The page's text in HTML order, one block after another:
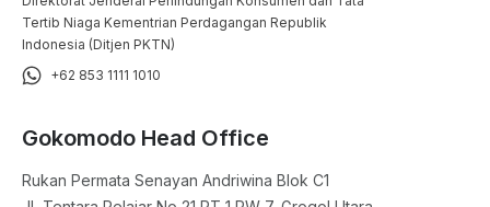
Tertib Niaga Kementrian Perdagangan Republik
Indonesia (Ditjen PKTN)
+62 853 1111 1010
Gokomodo Head Office
Rukan Permata Senayan Andriwina Blok C1